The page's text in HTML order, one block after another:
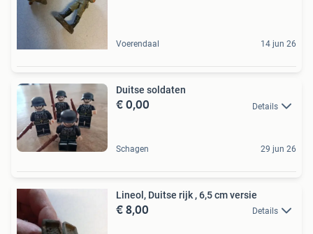
Voerendaal 14 jun 26
Duitse soldaten
€ 0,00 Details
Schagen 29 jun 26
Lineol, Duitse rijk , 6,5 cm versie
€ 8,00 Details